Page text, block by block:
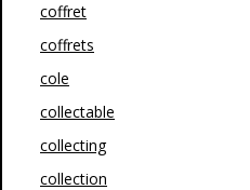
coffret
coffrets
cole
collectable
collecting
collection